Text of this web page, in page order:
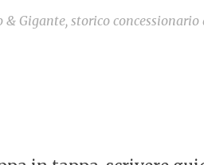
Gigante, storico